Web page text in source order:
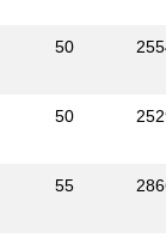
50
50
55